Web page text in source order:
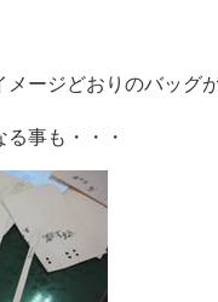
ージどおりのバッグ
事も・・・